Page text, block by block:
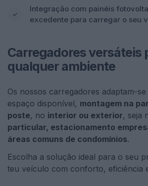
Integração com painéis
excedente para carregar o seu
Carregadores versáteis
qualquer ambiente
Os nossos carregadores adaptam-
espaço disponível, montagem na
poste, no interior ou exterior, seja
particular, estacionamento
áreas comuns de condomínios.
Escolha a solução ideal para o seu
teu veículo com conforto, eficiência